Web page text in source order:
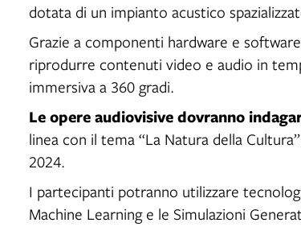
dotata di un impianto acustico
Grazie a componenti hardware e
riprodurre contenuti video e audio in
immersiva a 360 gradi.
Le opere audiovisive dovranno
linea con il tema “La Natura della
2024.
I partecipanti potranno utilizzare
Machine Learning e le Simulazioni